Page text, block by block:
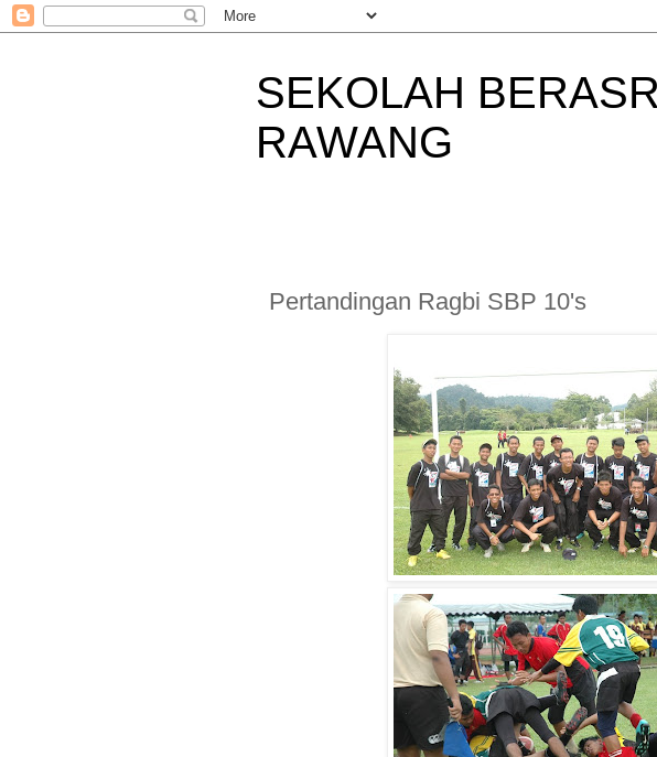
SEKOLAH
RAWANG
Pertandingan Ragbi SBP 10's